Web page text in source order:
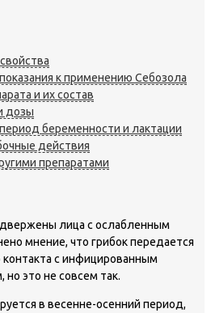
к применению Себозола
и их состав
дозы
беременности и лактации
действия
препаратами
лица с ослабленным
мнение, что грибок передается
с инфицированным
это не совсем так.
в весенне-осенний период,